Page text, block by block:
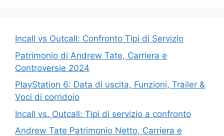
Incall vs Outcall: Confronto Tipi di Servizio
Patrimonio di Andrew Tate, Carriera e
Controversie 2024
PlayStation 6: Data di uscita, Funzioni, Trailer &
Voci di corridoio
Incall vs. Outcall: Tipi di servizio a confronto
Andrew Tate Patrimonio Netto, Carriera e